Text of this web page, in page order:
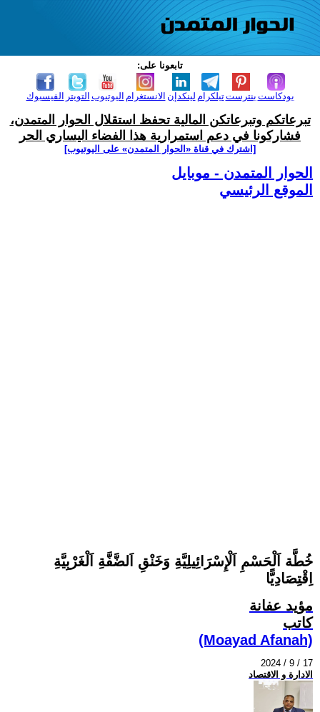
تابعونا على:
الفيسبوك التويتر اليوتيوب الانستغرام لينكدإن تيلكرامبنترست بودكاست
تبرعاتكم وتبرعاتكن المالية تحفظ استقلال الحوار المتمدن،
فشاركونا في دعم استمرارية هذا الفضاء اليساري الحر
[اشترك في قناة ‫«الحوار المتمدن» على اليوتيوب]
الحوار المتمدن - موبايل
الموقع الرئيسي
خُطَّة اَلْحَسْمِ اَلْإِسْرَائِيلِيَّةِ وَخَنْقِ اَلضَّفَّةِ اَلْغَرْبِيَّةِ
اِقْتِصَادِيًّا
مؤيد عفانة
كاتب
(Moayad Afanah)
2024 / 9 / 17
الادارة و الاقتصاد